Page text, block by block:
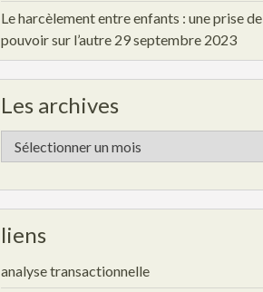
Le harcèlement entre enfants : une prise de
pouvoir sur l’autre 29 septembre 2023
Les archives
Les
archives
liens
analyse transactionnelle